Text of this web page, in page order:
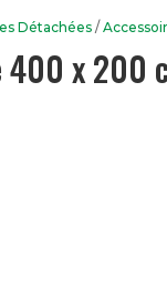
Détachées /
x 200